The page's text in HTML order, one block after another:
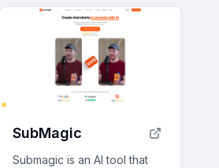
SubMagic
Submagic is an AI tool that